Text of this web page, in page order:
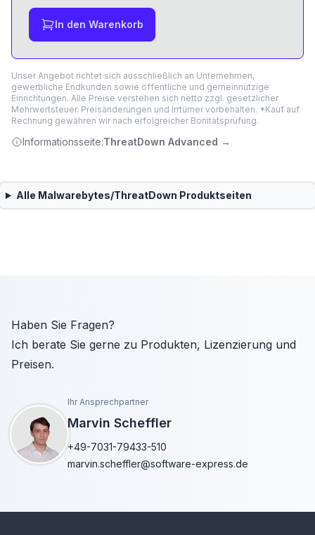
In den Warenkorb
Unser Angebot richtet sich ausschließlich an Unternehmen,
gewerbliche Endkunden sowie öffentliche und gemeinnützige
Einrichtungen. Alle Preise verstehen sich netto zzgl. gesetzlicher
Mehrwertsteuer. Preisänderungen und Irrtümer vorbehalten. *Kauf auf
Rechnung gewähren wir nach erfolgreicher Bonitätsprüfung.
Informationsseite:ThreatDown Advanced →
Alle Malwarebytes/ThreatDown Produktseiten
Haben Sie Fragen?
Ich berate Sie gerne zu Produkten, Lizenzierung und
Preisen.
Ihr Ansprechpartner
Marvin Scheffler
+49-7031-79433-510
marvin.scheffler@software-express.de